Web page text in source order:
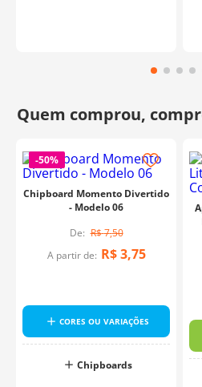
-50%
Chipboard Momento Divertido
- Modelo 06
R$7,50
A partir de: R$ 3,75
CORES OU VARIAÇÕES
Chipboards